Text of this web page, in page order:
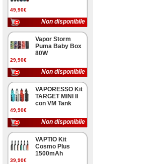
49,90€
Non disponibile
29,90€
Vapor Storm
Puma Baby Box
80W
Non disponibile
49,90€
VAPORESSO Kit
TARGET MINI II
con VM Tank
Non disponibile
39,90€
VAPTIO Kit
Cosmo Plus
1500mAh